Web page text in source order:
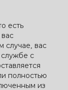
есть
случае, вас
службе с
полностью
из